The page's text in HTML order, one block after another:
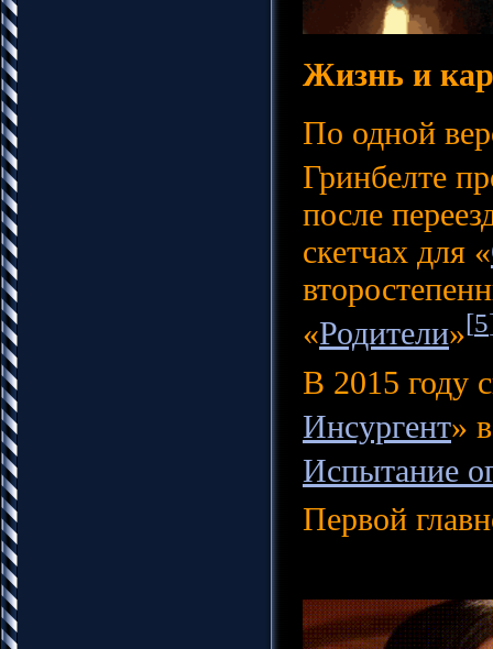
Жизнь и
По одной
Гринбелте
после
скетчах для «
«Родители»[5
В 2015 году
Инсургент»
Испытание
Первой